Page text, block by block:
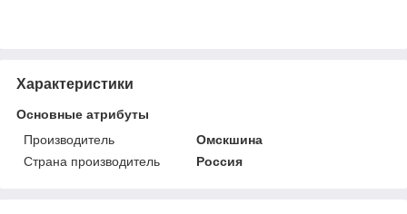
Характеристики
Основные атрибуты
Производитель
Омскшина
Страна производитель
Россия